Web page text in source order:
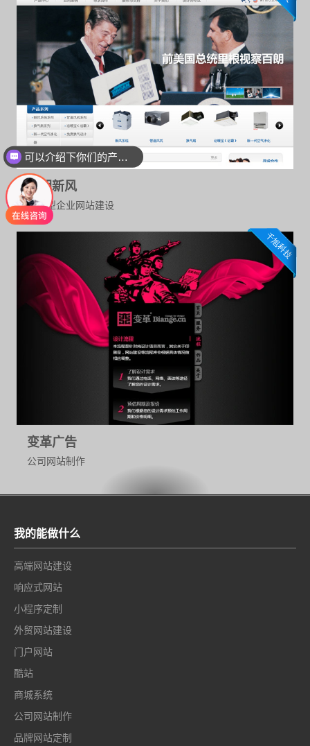
百朗新风
展示型企业网站建设
变革广告
公司网站制作
我的能做什么
高端网站建设
响应式网站
小程序定制
外贸网站建设
门户网站
酷站
商城系统
公司网站制作
品牌网站定制